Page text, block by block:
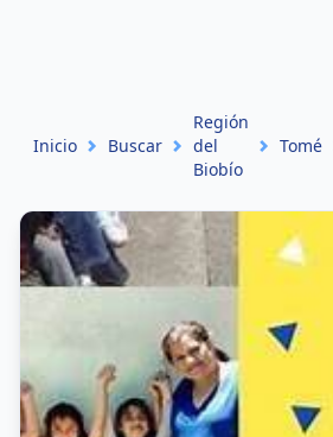
Inicio Buscar
Región
del
Biobío
Tomé